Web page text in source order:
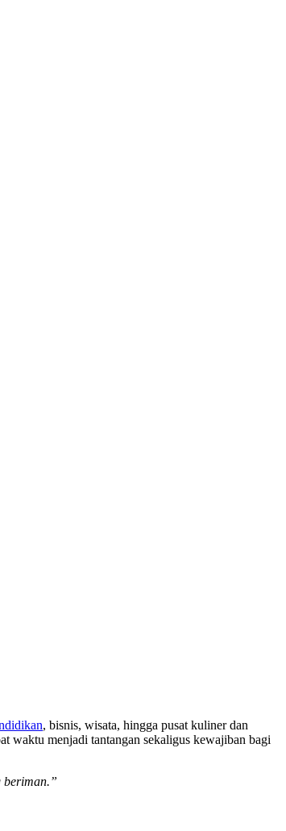
, bisnis, wisata, hingga pusat kuliner dan
waktu menjadi tantangan sekaligus kewajiban bagi
beriman.”